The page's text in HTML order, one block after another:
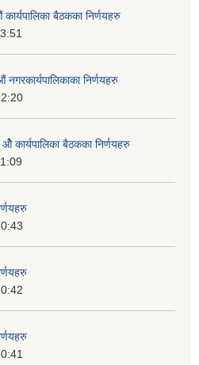
बैठकका निर्णयहरु
निर्णयहरु
बैठकका निर्णयहरु